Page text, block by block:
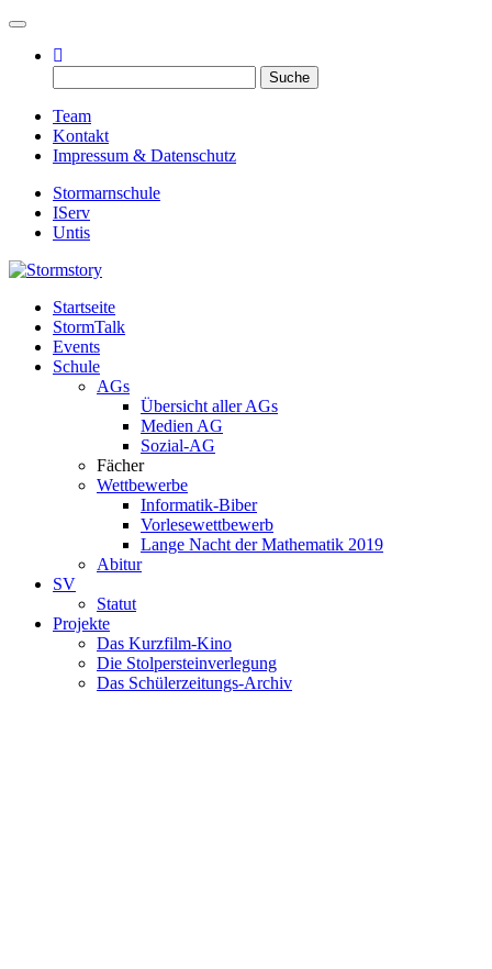
Toggle navigation
nach:
Team
Kontakt
Impressum & Datenschutz
Stormarnschule
IServ
Untis
Stormstory
Eure digitale Schülerzeitung
Startseite
StormTalk
Events
Schule
AGs
Übersicht aller AGs
Medien AG
Sozial-AG
Fächer
Wettbewerbe
Informatik-Biber
Vorlesewettbewerb
Lange Nacht der Mathematik 2019
Abitur
SV
Statut
Projekte
Das Kurzfilm-Kino
Die Stolpersteinverlegung
Das Schülerzeitungs-Archiv